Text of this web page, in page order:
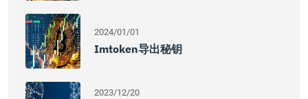
2024/01/01
Imtoken导出秘钥
2023/12/20